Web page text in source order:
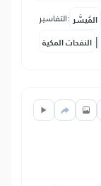
التفاسير: المُيسَّر
النفحات المكية |